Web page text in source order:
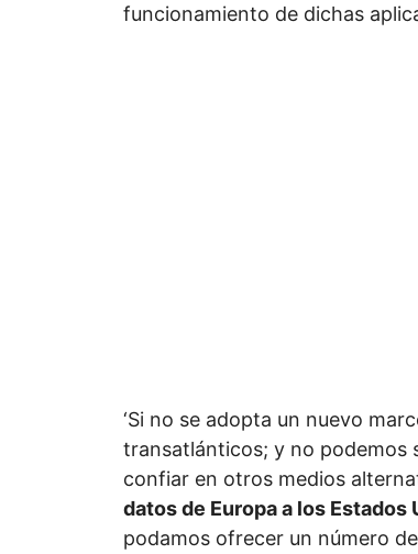
funcionamiento de dichas
‘Si no se adopta un nuevo
transatlánticos; y no podemos
confiar en otros medios
datos de Europa a los Estados
podamos ofrecer un número